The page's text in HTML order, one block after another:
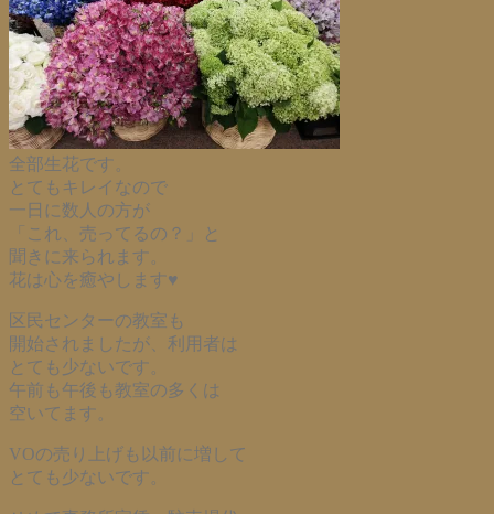
全部生花です。
とてもキレイなので
一日に数人の方が
「これ、売ってるの？」と
聞きに来られます。
花は心を癒やします♥
区民センターの教室も
開始されましたが、利用者は
とても少ないです。
午前も午後も教室の多くは
空いてます。
VOの売り上げも以前に増して
とても少ないです。